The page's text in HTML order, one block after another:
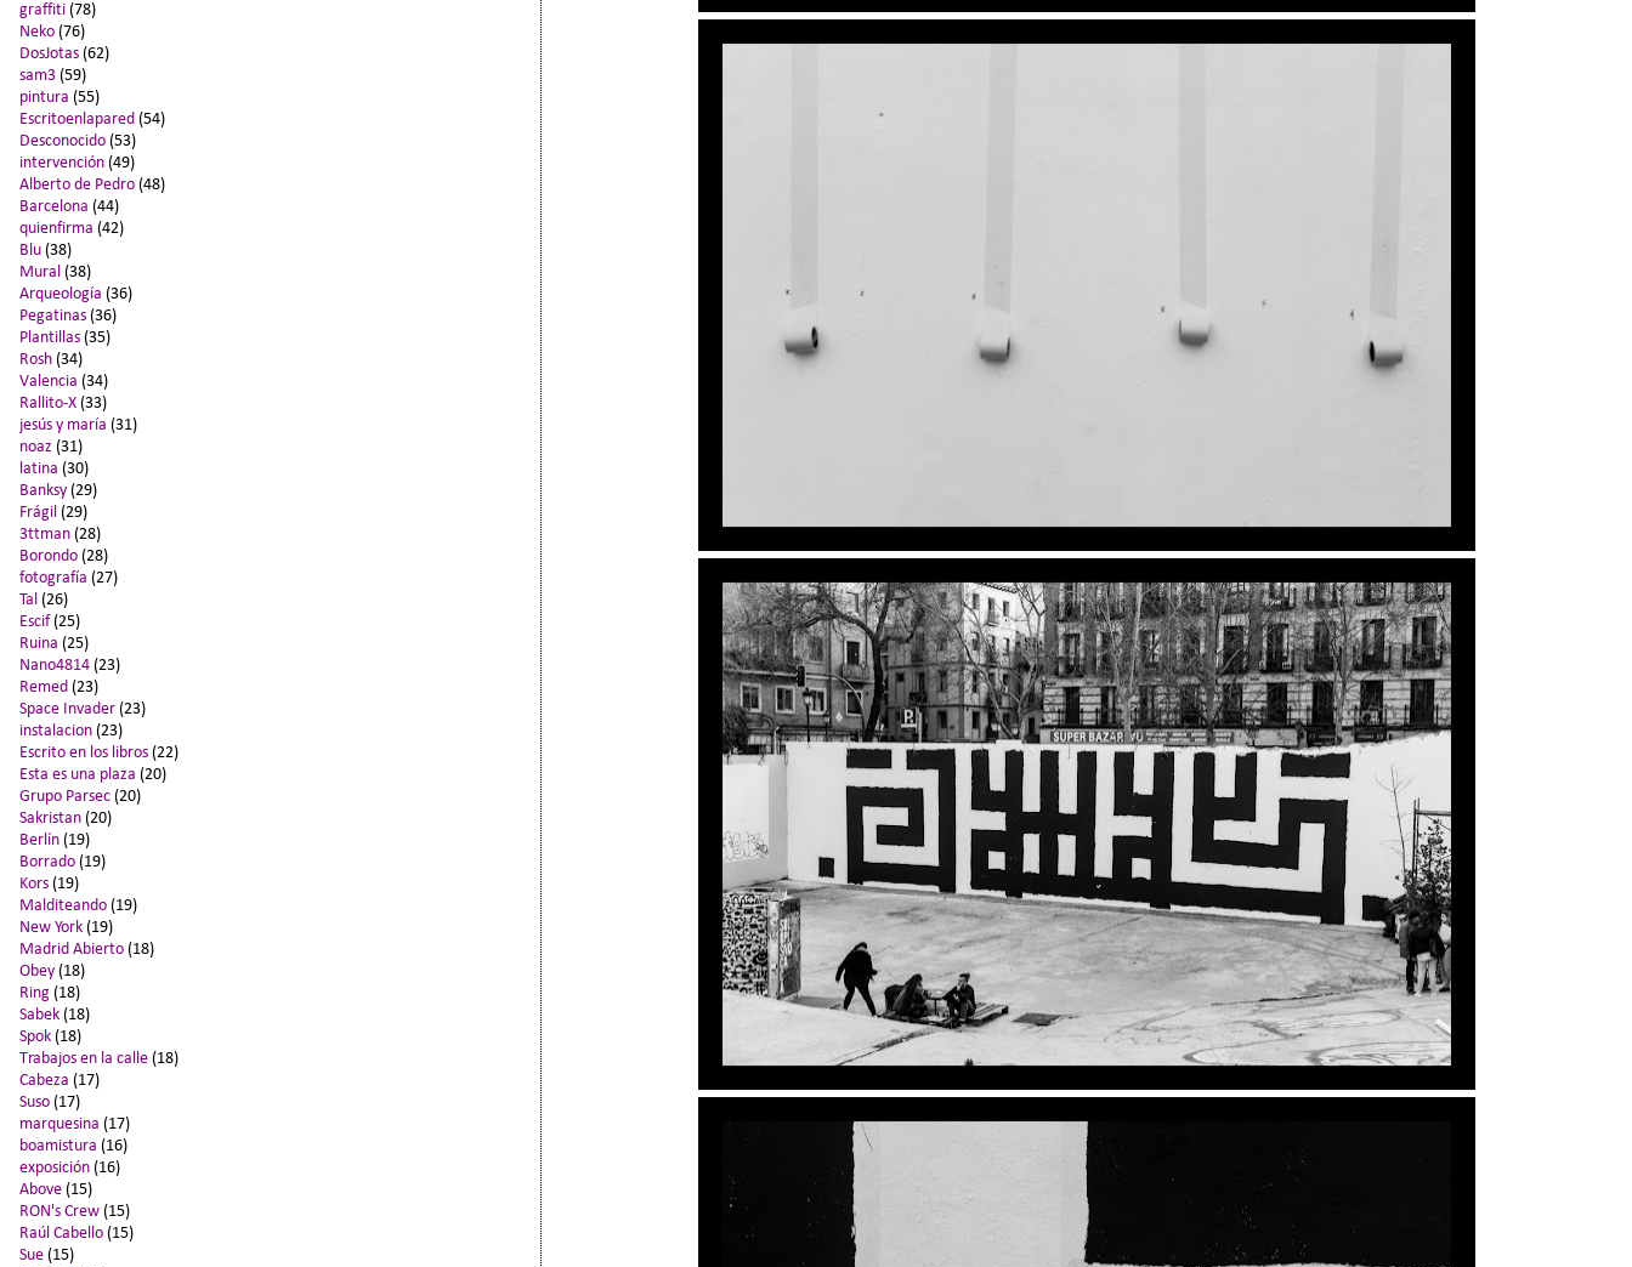
graffiti (78)
Neko (76)
DosJotas (62)
sam3 (59)
pintura (55)
Escritoenlapared (54)
Desconocido (53)
intervención (49)
Alberto de Pedro (48)
Barcelona (44)
quienfirma (42)
Blu (38)
Mural (38)
Arqueología (36)
Pegatinas (36)
Plantillas (35)
Rosh (34)
Valencia (34)
Rallito-X (33)
jesús y maría (31)
noaz (31)
latina (30)
Banksy (29)
Frágil (29)
3ttman (28)
Borondo (28)
fotografía (27)
Tal (26)
Escif (25)
Ruina (25)
Nano4814 (23)
Remed (23)
Space Invader (23)
instalacion (23)
Escrito en los libros (22)
Esta es una plaza (20)
Grupo Parsec (20)
Sakristan (20)
Berlín (19)
Borrado (19)
Kors (19)
Malditeando (19)
New York (19)
Madrid Abierto (18)
Obey (18)
Ring (18)
Sabek (18)
Spok (18)
Trabajos en la calle (18)
Cabeza (17)
Suso (17)
marquesina (17)
boamistura (16)
exposición (16)
Above (15)
RON's Crew (15)
Raúl Cabello (15)
Sue (15)